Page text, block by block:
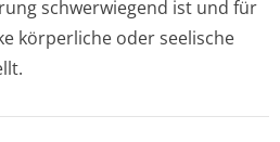
schwerwiegend ist und für
körperliche oder seelische